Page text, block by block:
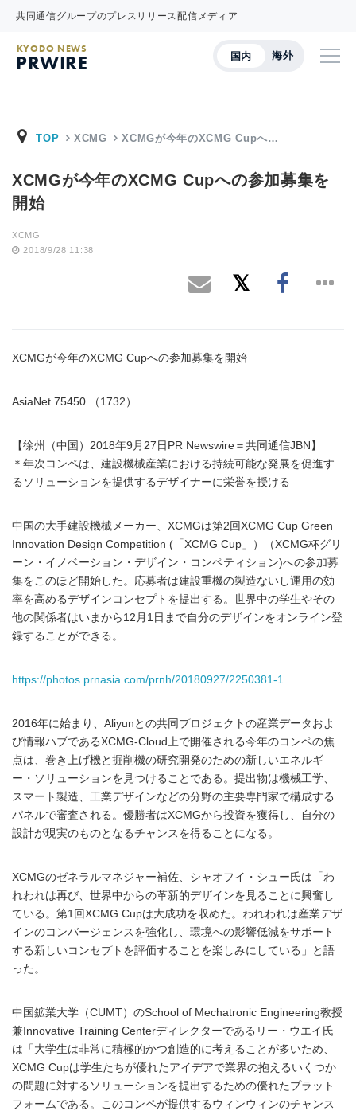
共同通信グループのプレスリリース配信メディア
国内 海外
KYODO NEWS
PRWIRE
TOP XCMG XCMGが今年のXCMG Cupへ…
XCMGが今年のXCMG Cupへの参加募集を
開始
XCMG
2018/9/28 11:38
XCMGが今年のXCMG Cupへの参加募集を開始
AsiaNet 75450 （1732）
【徐州（中国）2018年9月27日PR Newswire＝共同通信JBN】
＊年次コンペは、建設機械産業における持続可能な発展を促進す
るソリューションを提供するデザイナーに栄誉を授ける
中国の大手建設機械メーカー、XCMGは第2回XCMG Cup Green
Innovation Design Competition (「XCMG Cup」）（XCMG杯グリ
ーン・イノベーション・デザイン・コンペティション)への参加募
集をこのほど開始した。応募者は建設重機の製造ないし運用の効
率を高めるデザインコンセプトを提出する。世界中の学生やその
他の関係者はいまから12月1日まで自分のデザインをオンライン登
録することができる。
https://photos.prnasia.com/prnh/20180927/2250381-1
2016年に始まり、Aliyunとの共同プロジェクトの産業データおよ
び情報ハブであるXCMG-Cloud上で開催される今年のコンペの焦
点は、巻き上げ機と掘削機の研究開発のための新しいエネルギ
ー・ソリューションを見つけることである。提出物は機械工学、
スマート製造、工業デザインなどの分野の主要専門家で構成する
パネルで審査される。優勝者はXCMGから投資を獲得し、自分の
設計が現実のものとなるチャンスを得ることになる。
XCMGのゼネラルマネジャー補佐、シャオフイ・シュー氏は「わ
れわれは再び、世界中からの革新的デザインを見ることに興奮し
ている。第1回XCMG Cupは大成功を収めた。われわれは産業デザ
インのコンバージェンスを強化し、環境への影響低減をサポート
する新しいコンセプトを評価することを楽しみにしている」と語
った。
中国鉱業大学（CUMT）のSchool of Mechatronic Engineering教授
兼Innovative Training Centerディレクターであるリー・ウエイ氏
は「大学生は非常に積極的かつ創造的に考えることが多いため、
XCMG Cupは学生たちが優れたアイデアで業界の抱えるいくつか
の問題に対するソリューションを提出するための優れたプラット
フォームである。このコンペが提供するウィンウィンのチャンス